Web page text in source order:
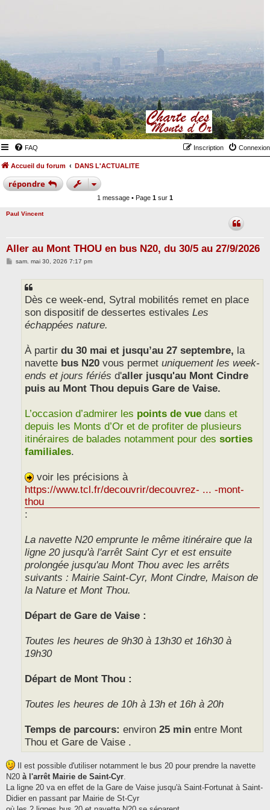
FAQ Connexion
Inscription
Accueil du forum DANS L'ACTUALITE
répondre
1 message • Page 1 sur 1
Paul Vincent
Aller au Mont THOU en bus N20, du 30/5 au 27/9/2026
Msam. mai 30, 2026 7:17 pm
Dès ce week-end, Sytral mobilités remet en place
son dispositif de dessertes estivales Les
échappées nature.
À partir du 30 mai et jusqu’au 27 septembre, la
navette bus N20 vous permet uniquement les week-
ends et jours fériés d'aller jusqu'au Mont Cindre
puis au Mont Thou depuis Gare de Vaise.
L’occasion d’admirer les points de vue dans et
depuis les Monts d’Or et de profiter de plusieurs
itinéraires de balades notamment pour des sorties
familiales.
voir les précisions à
https://www.tcl.fr/decouvrir/decouvrez- ... -mont-
thou
:
La navette N20 emprunte le même itinéraire que la
ligne 20 jusqu'à l'arrêt Saint Cyr et est ensuite
prolongée jusqu'au Mont Thou avec les arrêts
suivants : Mairie Saint-Cyr, Mont Cindre, Maison de
la Nature et Mont Thou.
Départ de Gare de Vaise :
Toutes les heures de 9h30 à 13h30 et 16h30 à
19h30
Départ de Mont Thou :
Toutes les heures de 10h à 13h et 16h à 20h
Temps de parcours: environ 25 min entre Mont
Thou et Gare de Vaise .
Il est possible d'utiliser notamment le bus 20 pour prendre la navette
N20 à l'arrêt Mairie de Saint-Cyr
La ligne 20 va en effet de la Gare de Vaise jusqu'à Saint-Fortunat à Saint-
Didier en passant par Mairie de St-Cyr